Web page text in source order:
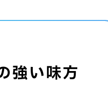
強い味方